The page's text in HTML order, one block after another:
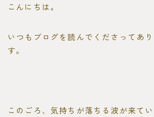
こんにちは。
いつもブログを読んでくださってあ
す。
このごろ、気持ちが落ちる波が来て